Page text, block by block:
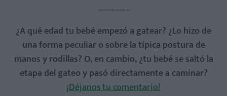
.....................
¿A qué edad tu bebé empezó a gatear? ¿Lo hizo de
una forma peculiar o sobre la típica postura de
manos y rodillas? O, en cambio, ¿tu bebé se saltó la
etapa del gateo y pasó directamente a caminar?
¡Déjanos tu comentario!